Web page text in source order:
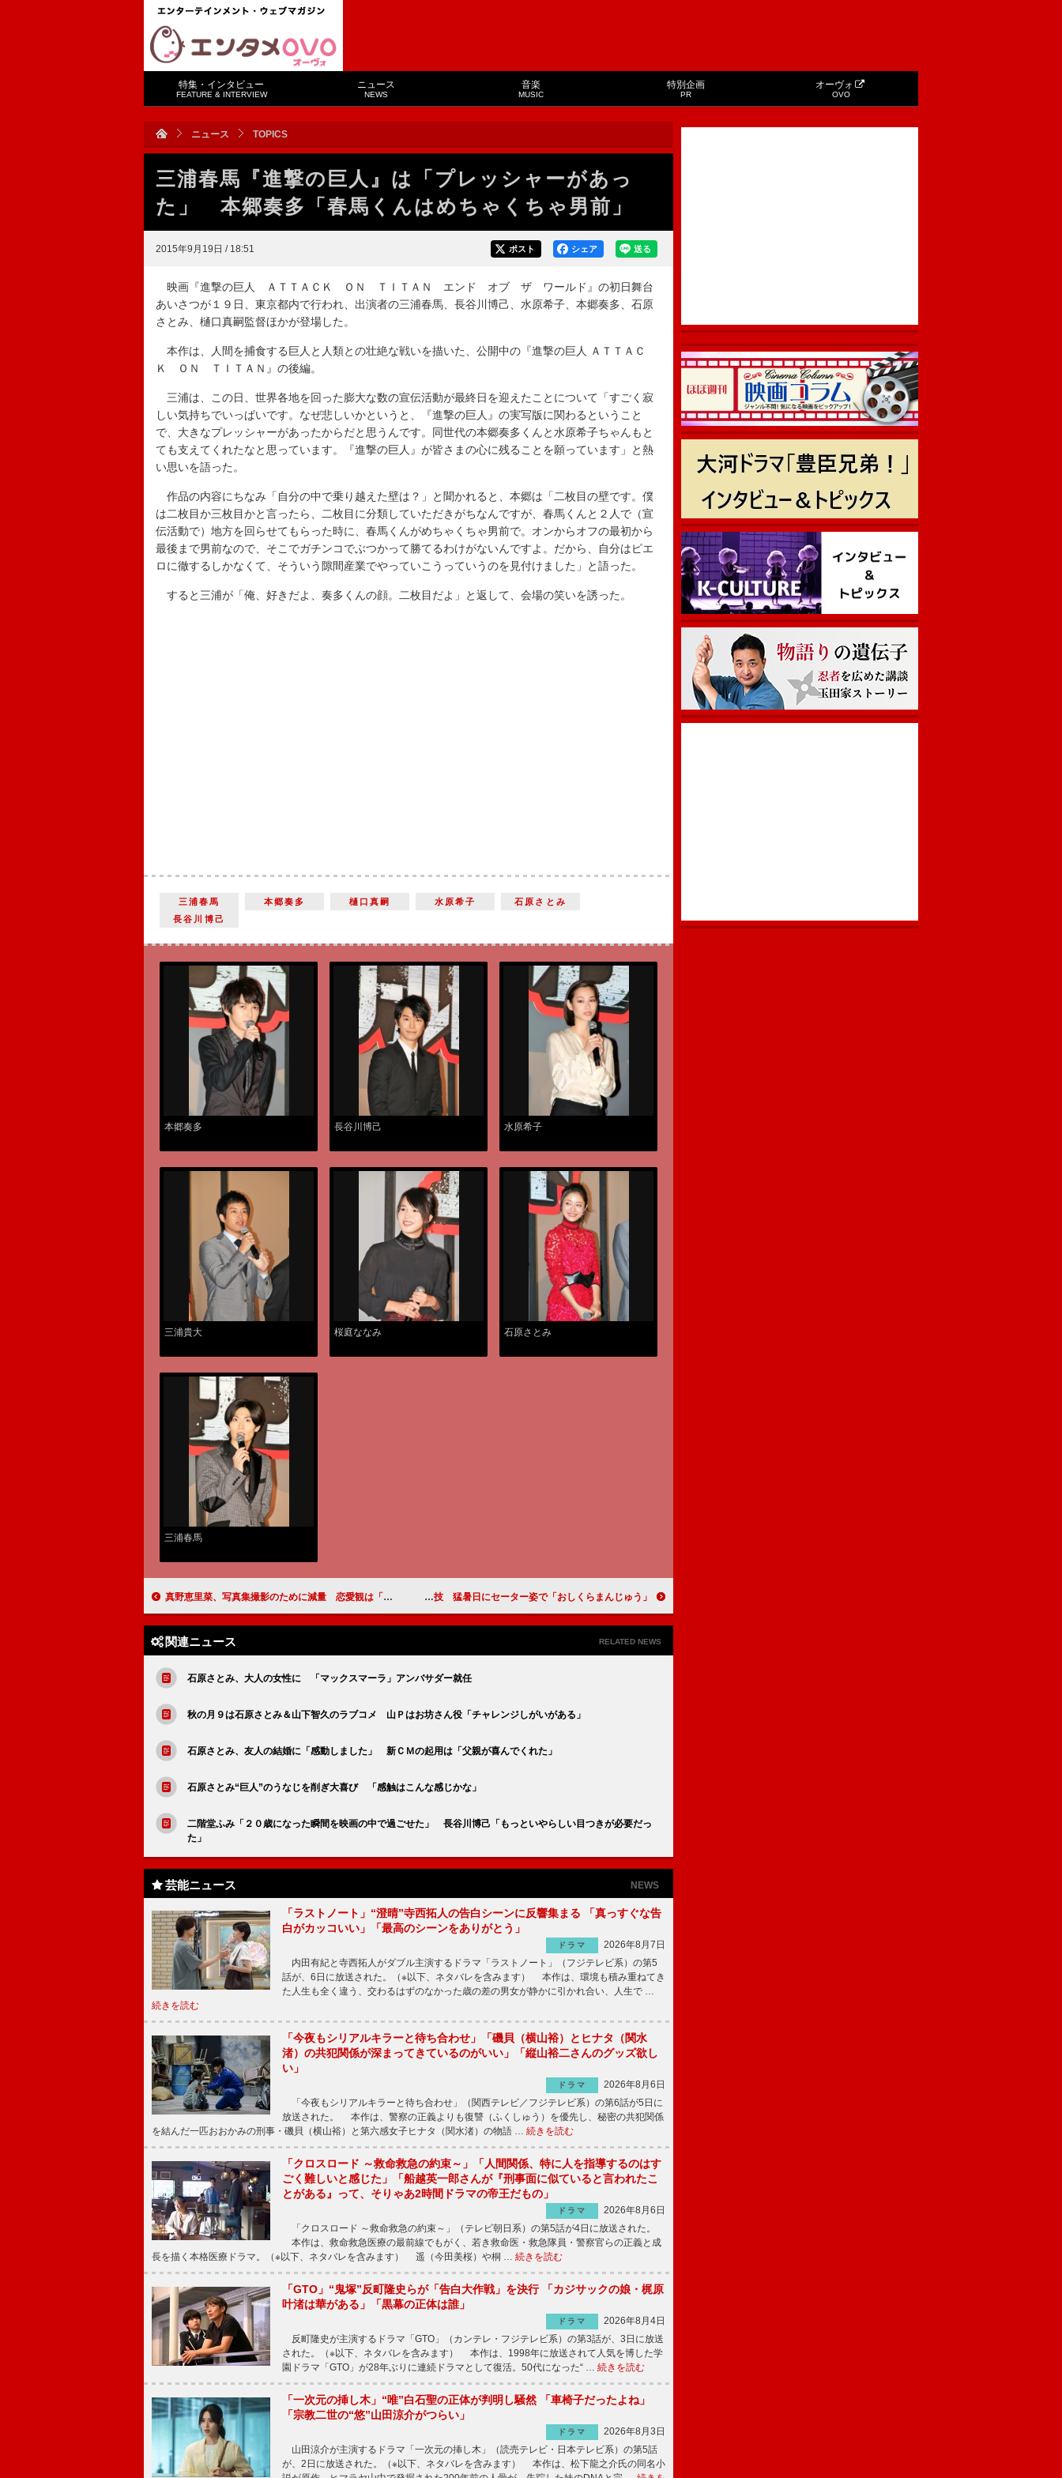
特集・インタビュー
FEATURE & INTERVIEW
ニュース
NEWS
音楽
MUSIC
特別企画
PR
オーヴォ
OVO
ニュース TOPICS
三浦春馬『進撃の巨人』は「プレッシャーがあっ
た」 本郷奏多「春馬くんはめちゃくちゃ男前」
2015年9月19日 / 18:51 送る
シェア
ポスト
映画『進撃の巨人 ＡＴＴＡＣＫ ＯＮ ＴＩＴＡＮ エンド オブ ザ ワールド』の初日舞台
あいさつが１９日、東京都内で行われ、出演者の三浦春馬、長谷川博己、水原希子、本郷奏多、石原
さとみ、樋口真嗣監督ほかが登場した。
本作は、人間を捕食する巨人と人類との壮絶な戦いを描いた、公開中の『進撃の巨人 ＡＴＴＡＣ
Ｋ ＯＮ ＴＩＴＡＮ』の後編。
三浦は、この日、世界各地を回った膨大な数の宣伝活動が最終日を迎えたことについて「すごく寂
しい気持ちでいっぱいです。なぜ悲しいかというと、『進撃の巨人』の実写版に関わるということ
で、大きなプレッシャーがあったからだと思うんです。同世代の本郷奏多くんと水原希子ちゃんもと
ても支えてくれたなと思っています。『進撃の巨人』が皆さまの心に残ることを願っています」と熱
い思いを語った。
作品の内容にちなみ「自分の中で乗り越えた壁は？」と聞かれると、本郷は「二枚目の壁です。僕
は二枚目か三枚目かと言ったら、二枚目に分類していただきがちなんですが、春馬くんと２人で（宣
伝活動で）地方を回らせてもらった時に、春馬くんがめちゃくちゃ男前で。オンからオフの最初から
最後まで男前なので、そこでガチンコでぶつかって勝てるわけがないんですよ。だから、自分はピエ
ロに徹するしかなくて、そういう隙間産業でやっていこうっていうのを見付けました」と語った。
すると三浦が「俺、好きだよ、奏多くんの顔。二枚目だよ」と返して、会場の笑いを誘った。
三浦春馬 本郷奏多 樋口真嗣 水原希子
石原さとみ
長谷川博己
本郷奏多 長谷川博己 水原希子
三浦貴大 桜庭ななみ 石原さとみ
三浦春馬
真野恵里菜、写真集撮影のために減量 恋愛観は「許してくれる人がいい」 キスマイ、新ＣＭで“体当たり”演技 猛暑日にセーター姿で「おしくらまんじゅう」
関連ニュース RELATED NEWS
石原さとみ、大人の女性に 「マックスマーラ」アンバサダー就任
秋の月９は石原さとみ＆山下智久のラブコメ 山Ｐはお坊さん役「チャレンジしがいがある」
石原さとみ、友人の結婚に「感動しました」 新ＣＭの起用は「父親が喜んでくれた」
石原さとみ“巨人”のうなじを削ぎ大喜び 「感触はこんな感じかな」
二階堂ふみ「２０歳になった瞬間を映画の中で過ごせた」 長谷川博己「もっといやらしい目つきが必要だっ
た」
芸能ニュース NEWS
「ラストノート」“澄晴”寺西拓人の告白シーンに反響集まる 「真っすぐな告
白がカッコいい」「最高のシーンをありがとう」
ドラマ
2026年8月7日
内田有紀と寺西拓人がダブル主演するドラマ「ラストノート」（フジテレビ系）の第5
話が、6日に放送された。（※以下、ネタバレを含みます） 本作は、環境も積み重ねてき
た人生も全く違う、交わるはずのなかった歳の差の男女が静かに引かれ合い、人生で …
続きを読む
「今夜もシリアルキラーと待ち合わせ」「磯貝（横山裕）とヒナタ（関水
渚）の共犯関係が深まってきているのがいい」「縦山裕二さんのグッズ欲し
い」
ドラマ
2026年8月6日
「今夜もシリアルキラーと待ち合わせ」（関西テレビ／フジテレビ系）の第6話が5日に
放送された。 本作は、警察の正義よりも復讐（ふくしゅう）を優先し、秘密の共犯関係
を結んだ一匹おおかみの刑事・磯貝（横山裕）と第六感女子ヒナタ（関水渚）の物語 … 続きを読む
「クロスロード ～救命救急の約束～」「人間関係、特に人を指導するのはす
ごく難しいと感じた」「船越英一郎さんが『刑事面に似ていると言われたこ
とがある』って、そりゃあ2時間ドラマの帝王だもの」
ドラマ
2026年8月6日
「クロスロード ～救命救急の約束～」（テレビ朝日系）の第5話が4日に放送された。
本作は、救命救急医療の最前線でもがく、若き救命医・救急隊員・警察官らの正義と成
長を描く本格医療ドラマ。（※以下、ネタバレを含みます） 遥（今田美桜）や桐 … 続きを読む
「GTO」“鬼塚”反町隆史らが「告白大作戦」を決行 「カジサックの娘・梶原
叶渚は華がある」「黒幕の正体は誰」
ドラマ
2026年8月4日
反町隆史が主演するドラマ「GTO」（カンテレ・フジテレビ系）の第3話が、3日に放送
された。（※以下、ネタバレを含みます） 本作は、1998年に放送されて人気を博した学
園ドラマ「GTO」が28年ぶりに連続ドラマとして復活。50代になった“ … 続きを読む
「一次元の挿し木」“唯”白石聖の正体が判明し騒然 「車椅子だったよね」
「宗教二世の“悠”山田涼介がつらい」
ドラマ
2026年8月3日
山田涼介が主演するドラマ「一次元の挿し木」（読売テレビ・日本テレビ系）の第5話
が、2日に放送された。（※以下、ネタバレを含みます） 本作は、松下龍之介氏の同名小